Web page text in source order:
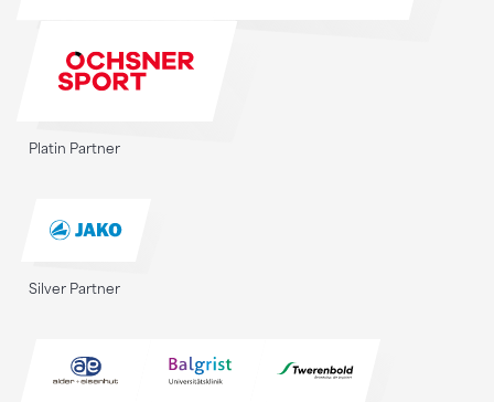
Platin Partner
Silver Partner